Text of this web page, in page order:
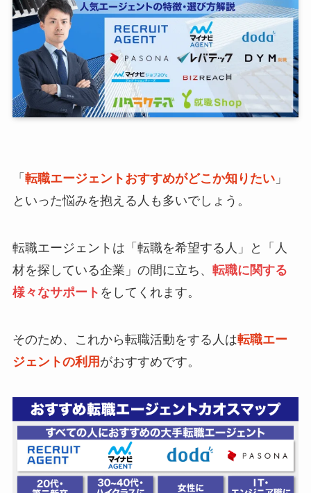
「 転職エージェントおすすめがどこか知りたい」
といった悩みを抱える人も多いでしょう。
転職エージェントは「転職を希望する人」と「人
材を探している企業」の間に立ち、 転職に関する
様々なサポート をしてくれます。
そのため、これから転職活動をする人は転職エー
ジェントの利用 がおすすめです。